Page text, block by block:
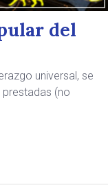
del
universal, se
(no